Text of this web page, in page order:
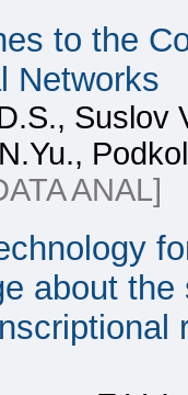
to the
Networks
Suslov
ANAL]
about